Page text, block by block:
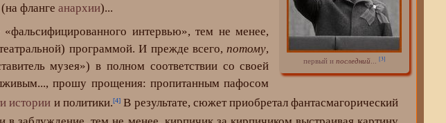
первый и последний... [3]
(на флангеанархии)...
интервью», тем не менее,
программой. И прежде всего,потому,
музея») в полном соответствии со своей
прошу прощения: пропитанным пафосом
истории и политики.[4]В результате, сюжет приобретал фантасмагорический